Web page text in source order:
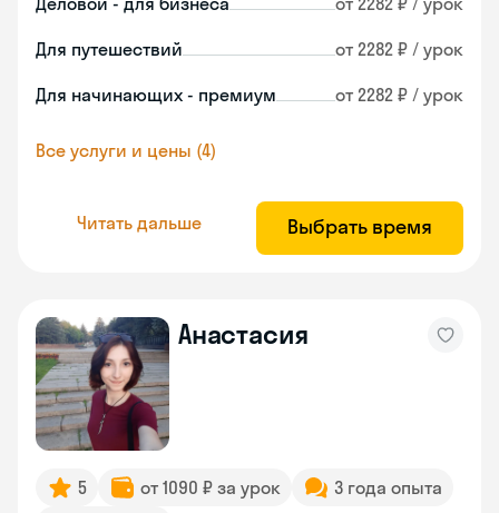
Для путешествий от 2282 ₽ / урок
Для начинающих - премиум от 2282 ₽ / урок
Все услуги и цены (4)
Читать дальше Выбрать время
Анастасия
5 от 1090 ₽ за урок
3 года опыта